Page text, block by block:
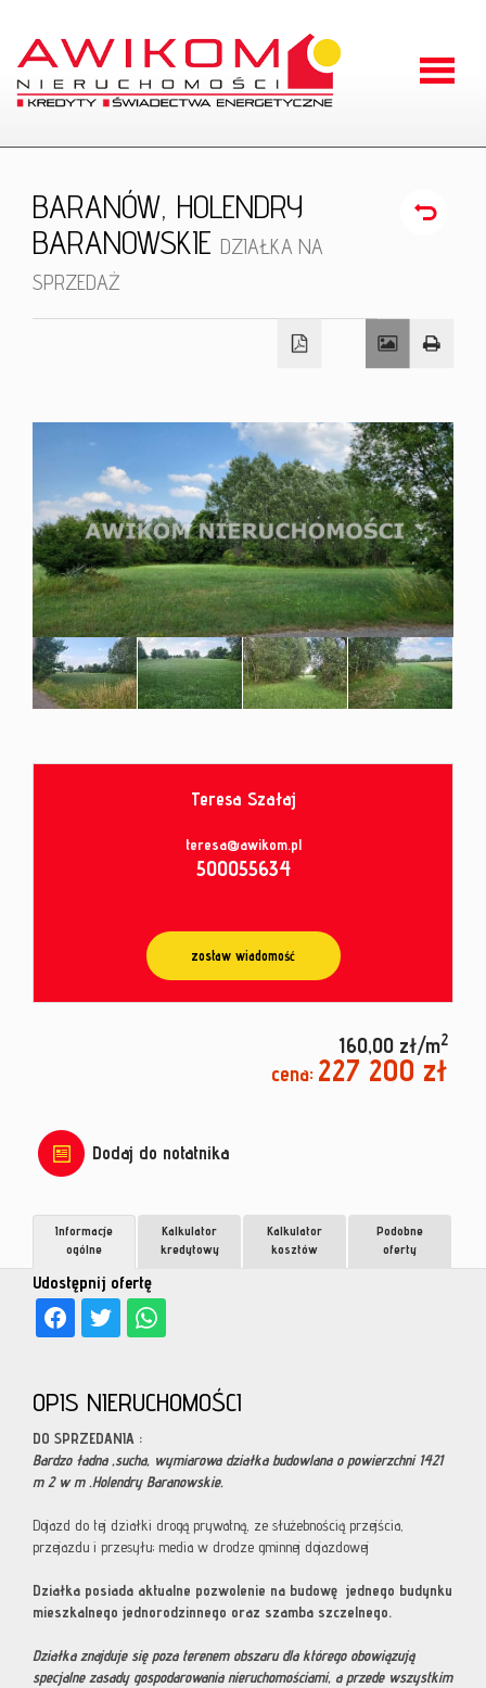
Kontakt
od
umowy
BARANÓW, HOLENDRY
BARANOWSKIE DZIAŁKA NA
SPRZEDAŻ
Teresa Szałaj
teresa@awikom.pl
500055634
zostaw wiadomość
160,00 zł/m2
cena: 227 200 zł
Dodaj do notatnika
Udostępnij ofertę
Informacje
ogólne
Kalkulator
kredytowy
Kalkulator
kosztów
Podobne
oferty
OPIS NIERUCHOMOŚCI
DO SPRZEDANIA :
Bardzo ładna ,sucha, wymiarowa działka budowlana o powierzchni 1421
m 2 w m .Holendry Baranowskie.
Dojazd do tej działki drogą prywatną, ze służebnością przejścia,
przejazdu i przesyłu; media w drodze gminnej dojazdowej
Działka posiada aktualne pozwolenie na budowę jednego budynku
mieszkalnego jednorodzinnego oraz szamba szczelnego.
Działka znajduje się poza terenem obszaru dla którego obowiązują
specjalne zasady gospodarowania nieruchomościami, a przede wszystkim